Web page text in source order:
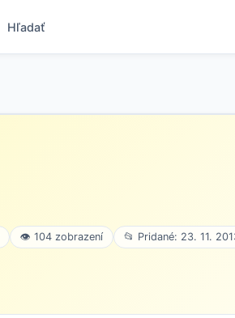
Hľadať
👁 104 zobrazení 📂 Pridané: 23. 11.